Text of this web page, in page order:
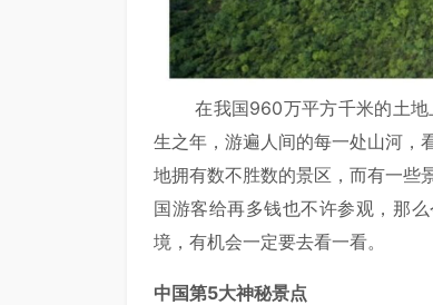
在我国960万平方千米的土地
生之年，游遍人间的每一处山河，
地拥有数不胜数的景区，而有一些
国游客给再多钱也不许参观，那
境，有机会一定要去看一看。
中国第5大神秘景点